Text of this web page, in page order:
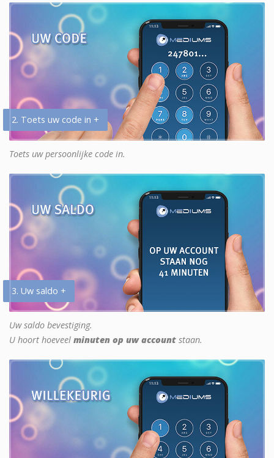
2. Toets uw code in +
Toets uw persoonlijke code in.
3. Uw saldo +
Uw saldo bevestiging.
U hoort hoeveel minuten op uw account staan.